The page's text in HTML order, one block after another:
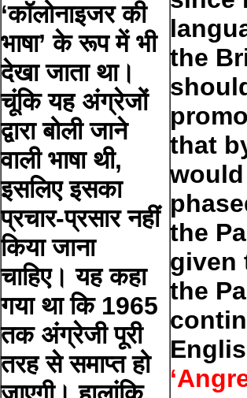
‘कॉलोनाइजर की
भाषा’ के रूप में भी
देखा जाता था।
चूंकि यह अंग्रेजों
द्वारा बोली जाने
वाली भाषा थी,
इसलिए इसका
प्रचार-प्रसार नहीं
किया जाना
चाहिए। यह कहा
गया था कि 1965
तक अंग्रेजी पूरी
तरह से समाप्त हो
the
that
the
given
the